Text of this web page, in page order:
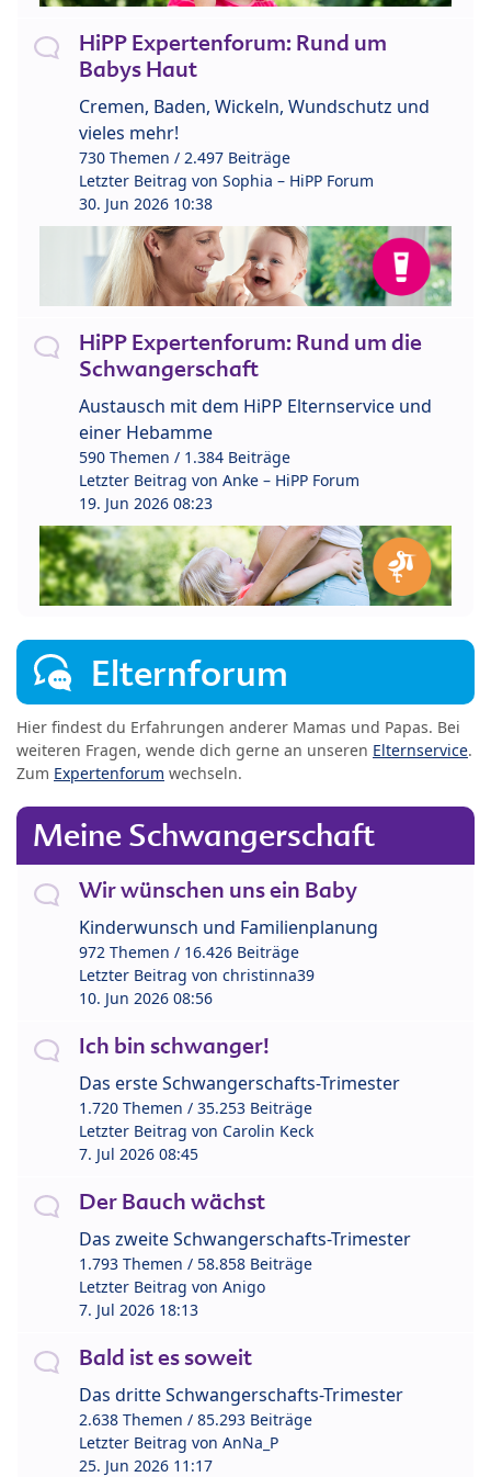
HiPP Expertenforum: Rund um
Babys Haut
Cremen, Baden, Wickeln, Wundschutz und
vieles mehr!
730 Themen / 2.497 Beiträge
Letzter Beitrag von Sophia – HiPP Forum
30. Jun 2026 10:38
HiPP Expertenforum: Rund um die
Schwangerschaft
Austausch mit dem HiPP Elternservice und
einer Hebamme
590 Themen / 1.384 Beiträge
Letzter Beitrag von Anke – HiPP Forum
19. Jun 2026 08:23
Elternforum
Hier findest du Erfahrungen anderer Mamas und Papas. Bei
weiteren Fragen, wende dich gerne an unseren Elternservice.
Zum Expertenforum wechseln.
Meine Schwangerschaft
Wir wünschen uns ein Baby
Kinderwunsch und Familienplanung
972 Themen / 16.426 Beiträge
Letzter Beitrag von christinna39
10. Jun 2026 08:56
Ich bin schwanger!
Das erste Schwangerschafts-Trimester
1.720 Themen / 35.253 Beiträge
Letzter Beitrag von Carolin Keck
7. Jul 2026 08:45
Der Bauch wächst
Das zweite Schwangerschafts-Trimester
1.793 Themen / 58.858 Beiträge
Letzter Beitrag von Anigo
7. Jul 2026 18:13
Bald ist es soweit
Das dritte Schwangerschafts-Trimester
2.638 Themen / 85.293 Beiträge
Letzter Beitrag von AnNa_P
25. Jun 2026 11:17